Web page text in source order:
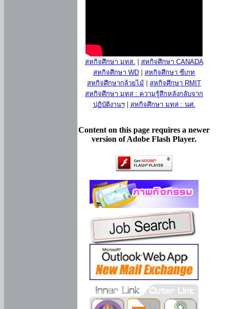
สหกิจศึกษา มทส.
สหกิจศึกษา CANADA
สหกิจศึกษา WD
สหกิจศึกษา ซีเกท
สหกิจศึกษากล้วยไม้
สหกิจศึกษา RMIT
สหกิจศึกษา มทส : ความรู้สึกหลังกลับจาก
ปฏิบัติงานฯ| สหกิจศึกษา มทส : นศ.
Content on this page requires a newer
version of Adobe Flash Player.